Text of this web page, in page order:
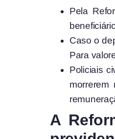
Pela
Caso o
Para
Policiais
A